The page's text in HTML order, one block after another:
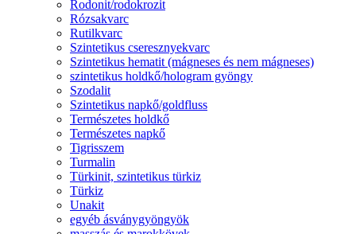
Rodonit/rodokrozit
Rózsakvarc
Rutilkvarc
Szintetikus cseresznyekvarc
Szintetikus hematit (mágneses és nem mágneses)
szintetikus holdkő/hologram gyöngy
Szodalit
Szintetikus napkő/goldfluss
Természetes holdkő
Természetes napkő
Tigrisszem
Turmalin
Türkinit, szintetikus türkiz
Türkiz
Unakit
egyéb ásványgyöngyök